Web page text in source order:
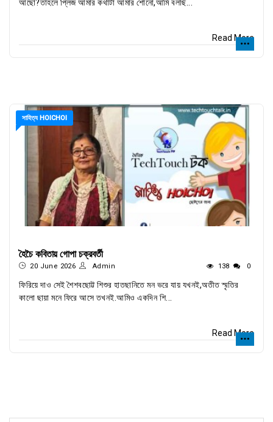
আছো?তাহলে প্লিজ আমার কথাটা আমার শোনো,আমি বলছি...
Read More
সাহিত্য HOICHOI
হৈচৈ কবিতায় গোপা চক্রবর্তী
20 June 2026 Admin 138 0
ফিরিয়ে দাও সেই শৈশবছোট্ট শিশুর হাতছানিতে মন ভরে যায় যখনই,অতীত স্মৃতির
কালো ছায়া মনে ফিরে আসে তখনই.আমিও একদিন শি...
Read More